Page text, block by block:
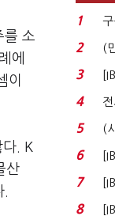
를 소
에
이
다. K
산
1
2
(
3
4
5 (
6
7
8